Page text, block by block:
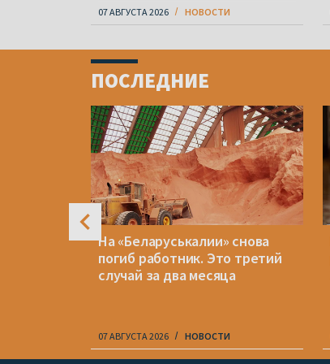
07 АВГУСТА 2026 НОВОСТИ
ПОСЛЕДНИЕ
На «Беларуськалии» снова
погиб работник. Это третий
случай за два месяца
07 АВГУСТА 2026 НОВОСТИ